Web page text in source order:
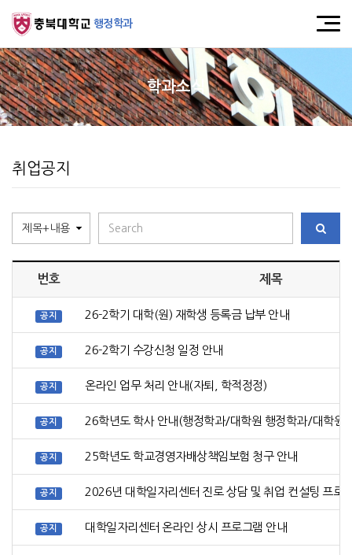
행정학과
학과소식
취업공지
번호 제목
공지 26-2학기 대학(원) 재학생 등록금 납부 안내
공지 26-2학기 수강신청 일정 안내
공지 온라인 업무 처리 안내(자퇴, 학적정정)
공지 26학년도 학사 안내(행정학과/대학원 행정학과/대학원
공지 25학년도 학교경영자배상책임보험 청구 안내
공지 2026년 대학일자리센터 진로 상담 및 취업 컨설팅 프로
공지 대학일자리센터 온라인 상시 프로그램 안내